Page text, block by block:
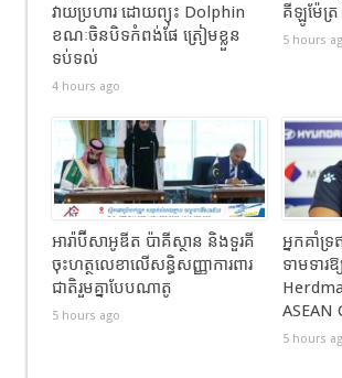
វាយប្រហារ ដោយព្យុះ Dolphin
ខណៈចិនបិទកំពង់ផែ ត្រៀមខ្លួន
ទប់ទល់
4 hours ago
គីឡូម៉ែត្រ
5 hours
អារ៉ាប៊ីសាអូឌីត ប៉ាគីស្ថាន និងទួរគី
ចុះហត្ថលេខាលើសន្ធិសញ្ញាការពារ
ជាតិរួមគ្នាបែបណាតូ
5 hours ago
អ្នកគាំទ្
ទាមទារ
ASEAN
5 hours